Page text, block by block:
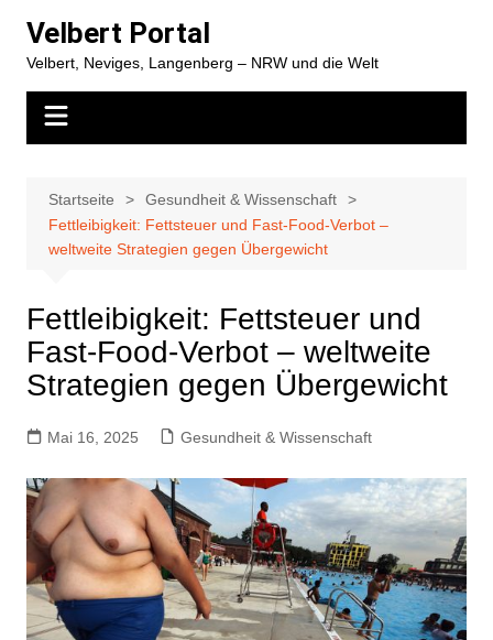
Inhalt
springen
Velbert Portal
Velbert, Neviges, Langenberg – NRW und die Welt
Startseite
Gesundheit & Wissenschaft
Fettleibigkeit: Fettsteuer und Fast-Food-Verbot –
weltweite Strategien gegen Übergewicht
Fettleibigkeit: Fettsteuer und
Fast-Food-Verbot – weltweite
Strategien gegen Übergewicht
Mai 16, 2025 Gesundheit & Wissenschaft